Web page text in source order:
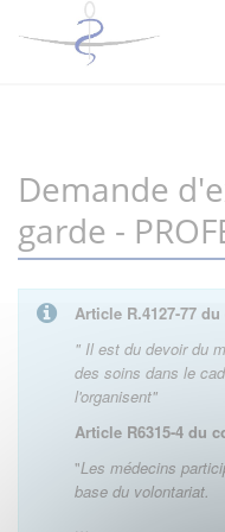
Demande
garde -
Article R.4127-77
" Il est du devoir du
des soins dans le
l'organisent"
Article R6315-4 du
"Les médecins
base du volontariat.
…